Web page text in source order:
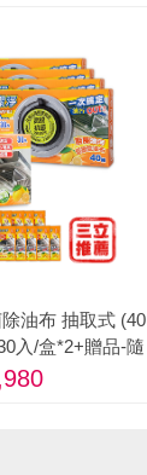
油布 抽取式 (40
入/盒*2+贈品-隨
入)-美